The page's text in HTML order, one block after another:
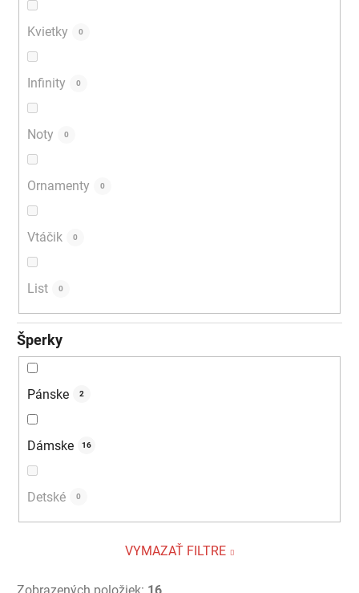
Kvietky 0
Infinity 0
Noty 0
Ornamenty 0
Vtáčik 0
List 0
Šperky
Pánske 2
Dámske 16
Detské 0
VYMAZAŤ FILTRE
Zobrazených položiek: 16